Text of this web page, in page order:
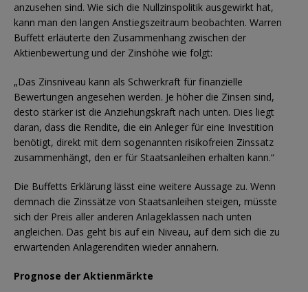
anzusehen sind. Wie sich die Nullzinspolitik ausgewirkt hat,
kann man den langen Anstiegszeitraum beobachten. Warren
Buffett erläuterte den Zusammenhang zwischen der
Aktienbewertung und der Zinshöhe wie folgt:
„Das Zinsniveau kann als Schwerkraft für finanzielle
Bewertungen angesehen werden. Je höher die Zinsen sind,
desto stärker ist die Anziehungskraft nach unten. Dies liegt
daran, dass die Rendite, die ein Anleger für eine Investition
benötigt, direkt mit dem sogenannten risikofreien Zinssatz
zusammenhängt, den er für Staatsanleihen erhalten kann.“
Die Buffetts Erklärung lässt eine weitere Aussage zu. Wenn
demnach die Zinssätze von Staatsanleihen steigen, müsste
sich der Preis aller anderen Anlageklassen nach unten
angleichen. Das geht bis auf ein Niveau, auf dem sich die zu
erwartenden Anlagerenditen wieder annähern.
Prognose der Aktienmärkte